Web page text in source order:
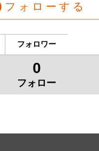
フォローする
フォロワー
0
フォロー